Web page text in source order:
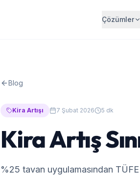
Çözümler
Blog
Kira Artışı 7 Şubat 2026 5 dk
Kira Artış
%25 tavan uygulamasından